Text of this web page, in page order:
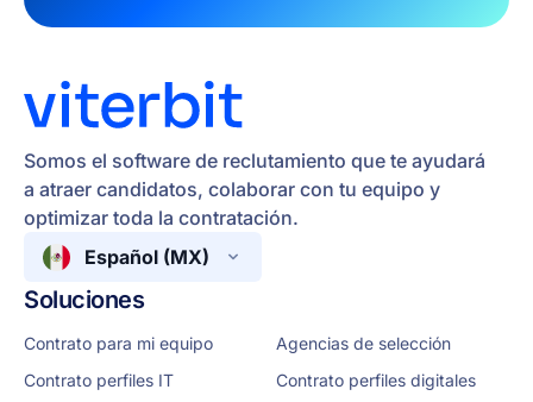
Somos el software de reclutamiento que te ayudará
a atraer candidatos, colaborar con tu equipo y
optimizar toda la contratación.
Español (MX)
Soluciones
Contrato para mi equipo
Agencias de selección
Contrato perfiles IT
Contrato perfiles digitales